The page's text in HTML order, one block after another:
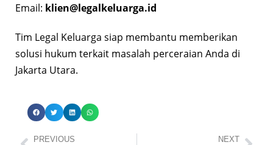
Email: klien@legalkeluarga.id
Tim Legal Keluarga siap membantu memberikan
solusi hukum terkait masalah perceraian Anda di
Jakarta Utara.
PREVIOUS NEXT